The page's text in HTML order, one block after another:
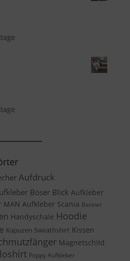
Aufdruck
Böser Blick Aufkleber
MAN Aufkleber Scania Banner
Handyschale Hoodie
Kapuzen Sweathshirt Kissen
Magnetschild
Poppy Aufkleber